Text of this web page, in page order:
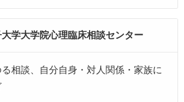
学大学院心理臨床相談センター
相談、自分自身・対人関係・家族に